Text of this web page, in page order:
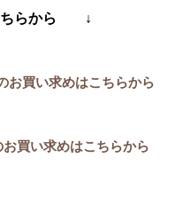
ちらから ↓
お買い求めはこちらから
買い求めはこちらから